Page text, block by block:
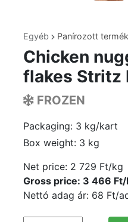
Egyéb Panírozott
Chicken
flakes Stritz
FROZEN
Packaging: 3 kg/kart
Box weight: 3 kg
Net price: 2 729 Ft/kg
Gross price: 3 466
Nettó adag ár: 68 Ft/